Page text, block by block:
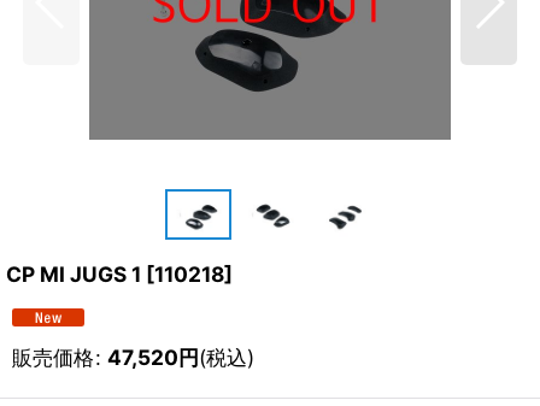
CP MI JUGS 1 [110218]
販売価格: 47,520円(税込)